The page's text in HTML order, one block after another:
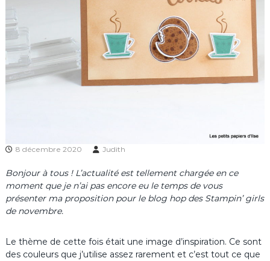
8 décembre 2020 Judith
Bonjour à tous ! L’actualité est tellement chargée en ce
moment que je n’ai pas encore eu le temps de vous
présenter ma proposition pour le blog hop des Stampin’ girls
de novembre.
Le thème de cette fois était une image d’inspiration. Ce sont
des couleurs que j’utilise assez rarement et c’est tout ce que